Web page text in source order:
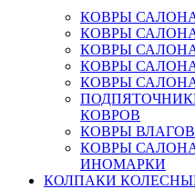
КОВРЫ
КОВРЫ
КОВРЫ
КОВРЫ САЛОНА
КОВРЫ
КОВРОВ
КОВРЫ
КОВРЫ
ИНОМАРКИ
КОЛПАКИ